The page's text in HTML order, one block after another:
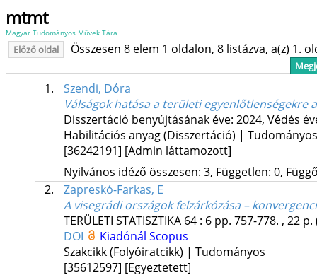
mtmt
Magyar Tudományos Művek Tára
Előző oldal Összesen 8 elem 1 oldalon, 8 listázva, a(z) 1.
1.
Szendi, Dóra
Válságok hatása a területi egyenlőtlenségekre
Disszertáció benyújtásának éve: 2024, Védés
Habilitációs anyag (Disszertáció) | Tudományos
[36242191] [Admin láttamozott]
Nyilvános idéző összesen: 3, Független: 0,
2.
Zapreskó-Farkas, E
A visegrádi országok felzárkózása –
TERÜLETI STATISZTIKA 64: 6 pp. 757-778. , 22 p.
DOI
Kiadónál Scopus
Szakcikk (Folyóiratcikk) | Tudományos
[35612597] [Egyeztetett]